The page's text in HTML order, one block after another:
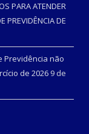
PARA ATENDER
PREVIDÊNCIA DE
Previdência não
de 2026 9 de